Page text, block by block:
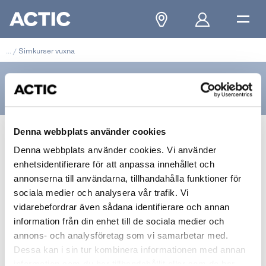
Denna webbplats använder cookies
Denna webbplats använder cookies. Vi använder
enhetsidentifierare för att anpassa innehållet och
annonserna till användarna, tillhandahålla funktioner för
sociala medier och analysera vår trafik. Vi
vidarebefordrar även sådana identifierare och annan
information från din enhet till de sociala medier och
annons- och analysföretag som vi samarbetar med.
Dessa kan i sin tur kombinera informationen med annan
/ Simkurser vuxna
Simkurser vuxna
Utveckla din simning med
Actics simkurser
Hos Actic erbjuder vi simkurser för vuxna för alla nivåer.
Här har vi simkurser både för nybörjare som vill lära sig
simteknik och känna trygghet i vattnet, och för dig som
vill lära dig crawla eller vidareutveckla din simteknik.